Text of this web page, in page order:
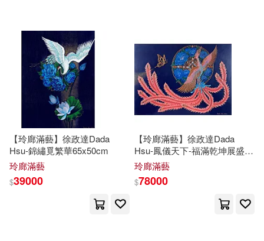
徐志摩(2)
徐華鐺 編著(2) 施徐華(2)
(明)徐霞客(1)
[明]徐霞客(1)
[英]查爾斯·漢迪(1)
人民交通出版社(7)
大連海事大學出版社(7)
知識出版社(6) 中華書局(5)
安徽科學技術出版社(5)
社會科學文獻出版社(5)
上海三聯書店(4)
可海外宅配(304)
可港澳店取(304)
可新加坡店取(304)
可菲律賓店取(304)
【玲廊滿藝】徐政達Dada
Hsu-錦繡覓繁華65x50cm
玲廊滿藝
$39000
【玲廊滿藝】徐政達Dada
Hsu-鳳儀天下-福滿乾坤展盛華
91x65cm
玲廊滿藝
$78000